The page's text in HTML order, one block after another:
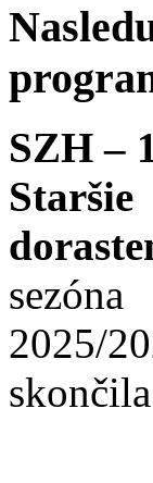
SZH –
Staršie
sezóna
2025/